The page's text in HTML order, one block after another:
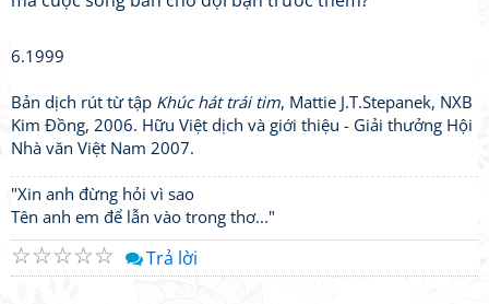
6.1999
Bản dịch rút từ tập Khúc hát trái tim, Mattie J.T.Stepanek, NXB
Kim Đồng, 2006. Hữu Việt dịch và giới thiệu - Giải thưởng Hội
Nhà văn Việt Nam 2007.
"Xin anh đừng hỏi vì sao
Tên anh em để lẫn vào trong thơ..."
☆
☆
☆
☆
☆ Trả lời